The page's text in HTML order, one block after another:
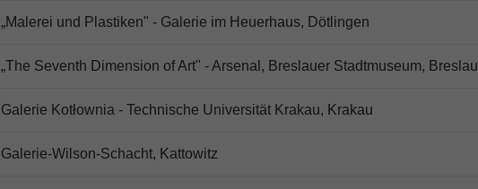
„Malerei und Plastiken" - Galerie im Heuerhaus, Dötlingen
„The Seventh Dimension of Art" - Arsenal, Breslauer Stadtmuseum, Breslau
Galerie Kotłownia - Technische Universität Krakau, Krakau
Galerie-Wilson-Schacht, Kattowitz